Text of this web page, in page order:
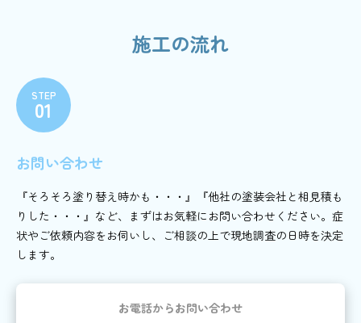
施工の流れ
STEP
01
お問い合わせ
『そろそろ塗り替え時かも・・・』『他社の塗装会社と相見積も
りした・・・』など、まずはお気軽にお問い合わせください。症
状やご依頼内容をお伺いし、ご相談の上で現地調査の日時を決定
します。
お電話からお問い合わせ